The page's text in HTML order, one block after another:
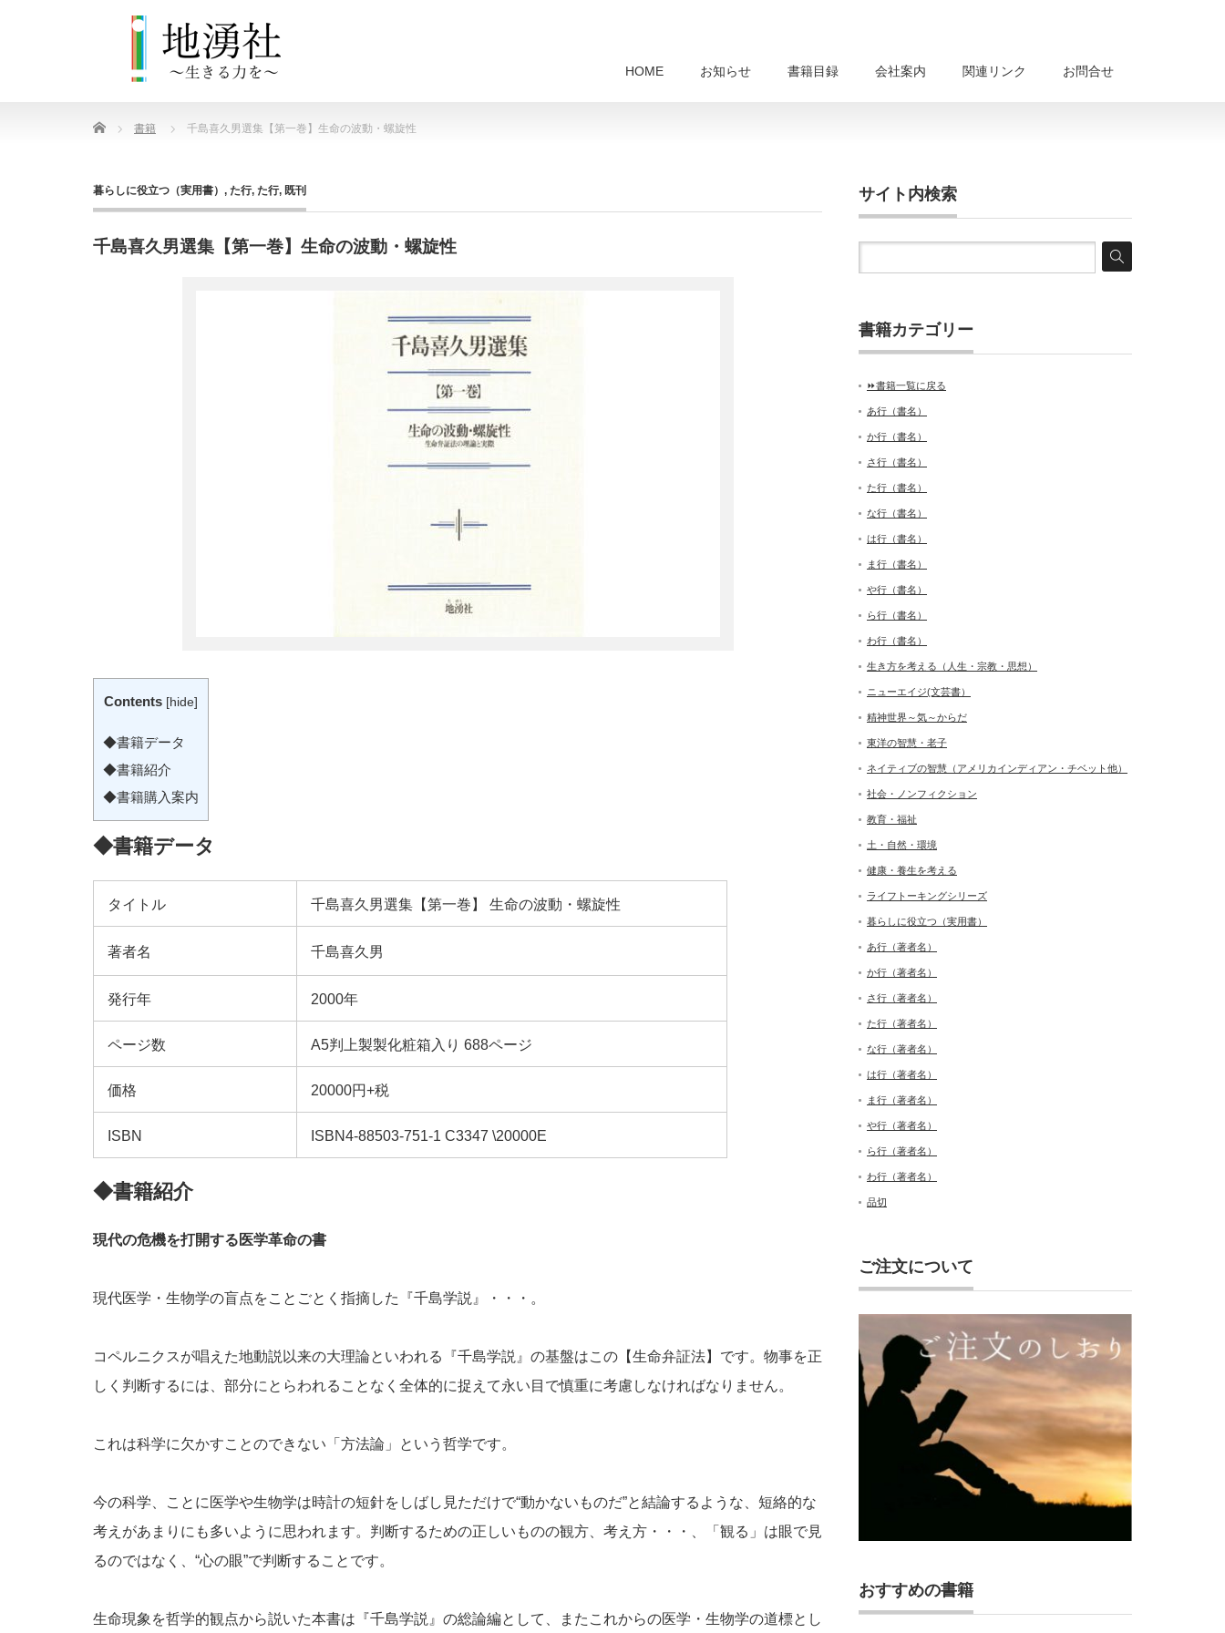
HOME お知らせ 書籍目録 会社案内 関連リンク お問合せ
Home 書籍 千島喜久男選集【第一巻】生命の波動・螺旋性
暮らしに役立つ（実用書） , た行, た行, 既刊
千島喜久男選集【第一巻】生命の波動・螺旋性
Contents [hide]
◆書籍データ
◆書籍紹介
◆書籍購入案内
◆書籍データ
タイトル 千島喜久男選集【第一巻】 生命の波動・螺旋性
著者名 千島喜久男
発行年 2000年
ページ数 A5判上製製化粧箱入り 688ページ
価格 20000円+税
ISBN ISBN4-88503-751-1 C3347 \20000E
◆書籍紹介
現代の危機を打開する医学革命の書
現代医学・生物学の盲点をことごとく指摘した『千島学説』・・・。
コペルニクスが唱えた地動説以来の大理論といわれる『千島学説』の基盤はこの【生命弁証法】です。物事を正
しく判断するには、部分にとらわれることなく全体的に捉えて永い目で慎重に考慮しなければなりません。
これは科学に欠かすことのできない「方法論」という哲学です。
今の科学、ことに医学や生物学は時計の短針をしばし見ただけで“動かないものだ”と結論するような、短絡的な
考えがあまりにも多いように思われます。判断するための正しいものの観方、考え方・・・、「観る」は眼で見
るのではなく、“心の眼”で判断することです。
生命現象を哲学的観点から説いた本書は『千島学説』の総論編として、またこれからの医学・生物学の道標とし
サイト内検索
書籍カテゴリー
⏩書籍一覧に戻る
あ行（書名）
か行（書名）
さ行（書名）
た行（書名）
な行（書名）
は行（書名）
ま行（書名）
や行（書名）
ら行（書名）
わ行（書名）
生き方を考える（人生・宗教・思想）
ニューエイジ(文芸書）
精神世界～気～からだ
東洋の智慧・老子
ネイティブの智慧（アメリカインディアン・チベット他）
社会・ノンフィクション
教育・福祉
土・自然・環境
健康・養生を考える
ライフトーキングシリーズ
暮らしに役立つ（実用書）
あ行（著者名）
か行（著者名）
さ行（著者名）
た行（著者名）
な行（著者名）
は行（著者名）
ま行（著者名）
や行（著者名）
ら行（著者名）
わ行（著者名）
品切
ご注文について
おすすめの書籍